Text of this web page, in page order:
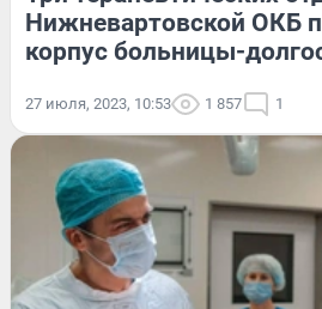
Нижневартовской ОКБ
корпус больницы-
27 июля, 2023, 10:53 1 857 1